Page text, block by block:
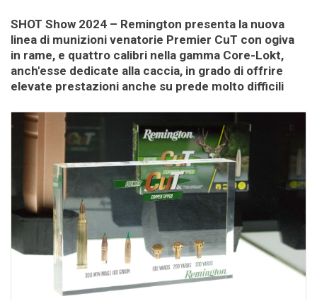
SHOT Show 2024 – Remington presenta la nuova
linea di munizioni venatorie Premier CuT con ogiva
in rame, e quattro calibri nella gamma Core-Lokt,
anch'esse dedicate alla caccia, in grado di offrire
elevate prestazioni anche su prede molto difficili